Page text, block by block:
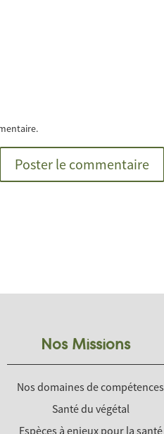
Nos Missions
Nos domaines de compétences
Santé du végétal
Espèces à enjeux pour la santé